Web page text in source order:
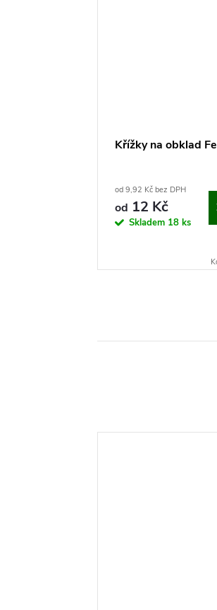
Křížky na obklad
od 9,92 Kč bez DPH
od 12 Kč
Skladem 18 ks